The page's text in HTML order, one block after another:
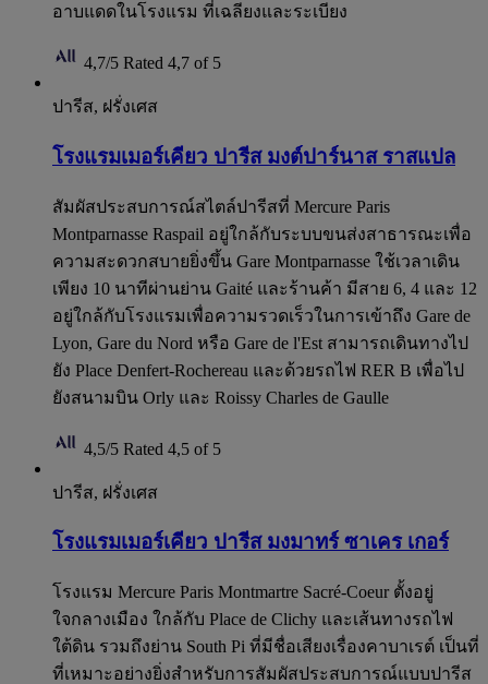
อาบแดดในโรงแรม ที่เฉลียงและระเบียง
4,7/5 Rated 4,7 of 5
ปารีส, ฝรั่งเศส
โรงแรมเมอร์เคียว ปารีส มงต์ปาร์นาส ราสแปล
สัมผัสประสบการณ์สไตล์ปารีสที่ Mercure Paris
Montparnasse Raspail อยู่ใกล้กับระบบขนส่งสาธารณะเพื่อ
ความสะดวกสบายยิ่งขึ้น Gare Montparnasse ใช้เวลาเดิน
เพียง 10 นาทีผ่านย่าน Gaité และร้านค้า มีสาย 6, 4 และ 12
อยู่ใกล้กับโรงแรมเพื่อความรวดเร็วในการเข้าถึง Gare de
Lyon, Gare du Nord หรือ Gare de l'Est สามารถเดินทางไป
ยัง Place Denfert-Rochereau และด้วยรถไฟ RER B เพื่อไป
ยังสนามบิน Orly และ Roissy Charles de Gaulle
4,5/5 Rated 4,5 of 5
ปารีส, ฝรั่งเศส
โรงแรมเมอร์เคียว ปารีส มงมาทร์ ซาเคร เกอร์
โรงแรม Mercure Paris Montmartre Sacré-Coeur ตั้งอยู่
ใจกลางเมือง ใกล้กับ Place de Clichy และเส้นทางรถไฟ
ใต้ดิน รวมถึงย่าน South Pi ที่มีชื่อเสียงเรื่องคาบาเรต์ เป็นที่
ที่เหมาะอย่างยิ่งสำหรับการสัมผัสประสบการณ์แบบปารีส